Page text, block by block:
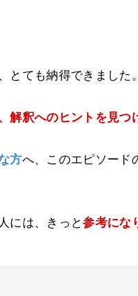
とても納得できました。
解釈へのヒントを見つ
方へ、 このエピソード
には、きっと参考にな